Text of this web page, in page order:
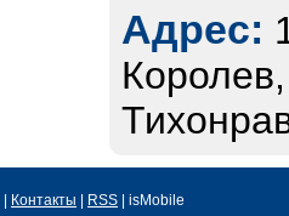
Адрес:
Контакты RSS | isMobile